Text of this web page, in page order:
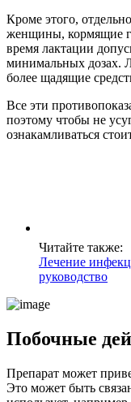
Кроме этого,
женщины, кормящие
время лактации
минимальных дозах.
более щадящие
Все эти
поэтому чтобы не
ознакамливаться
Читайте также:
Лечение
руководство
Побочные
Препарат может
Это может быть